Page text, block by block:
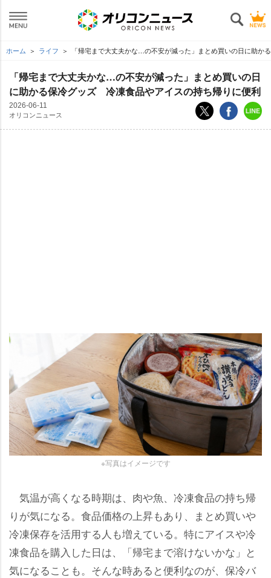
ホーム ライフ 「帰宅まで大丈夫かな…の不安が減った」まとめ買いの日に助か
「帰宅まで大丈夫かな…の不安が減った」まとめ買いの日
に助かる保冷グッズ 冷凍食品やアイスの持ち帰りに便利
2026-06-11
オリコンニュース
※写真はイメージです
気温が高くなる時期は、肉や魚、冷凍食品の持ち帰
りが気になる。食品価格の上昇もあり、まとめ買い
冷凍保存を活用する人も増えている。特にアイスや冷
凍食品を購入した日は、「帰宅まで溶けないかな」と
気になることも。そんな時あると便利なのが、保冷バ